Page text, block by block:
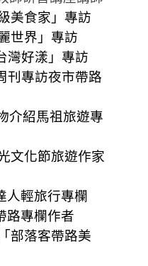
美食家」專訪
世界」專訪
灣好漾」專訪
刊專訪夜市帶路
介紹馬祖旅遊專
文化節旅遊作家
人輕旅行專欄
路專欄作者
部落客帶路美